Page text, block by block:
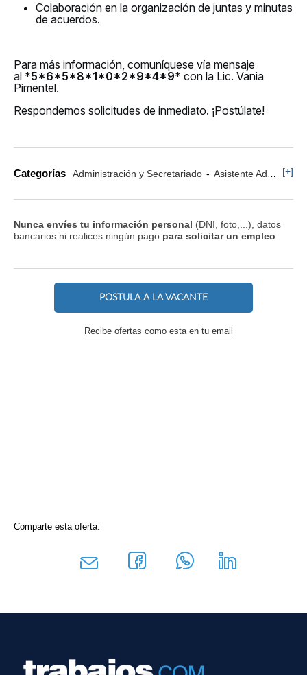
Colaboración en la organización de juntas y minutas
de acuerdos.
Para más información, comuníquese vía mensaje
al *5*6*5*8*1*0*2*9*4*9* con la Lic. Vania
Pimentel.
Respondemos solicitudes de inmediato. ¡Postúlate!
Categorías Administración y Secretariado Asistente Administrativo / Ayudante General [+]
Nunca envíes tu información personal (DNI, foto,...), datos
bancarios ni realices ningún pago para solicitar un empleo
POSTULA A LA VACANTE
Recibe ofertas como esta en tu email
Comparte esta oferta: